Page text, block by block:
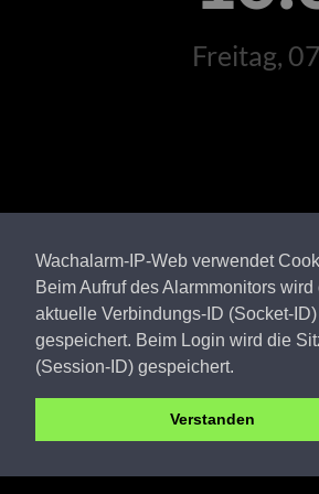
Wachalarm-IP-Web verwendet
Beim Aufruf des Alarmmonitors wird
aktuelle Verbindungs-ID (Socket-ID)
gespeichert. Beim Login wird die
(Session-ID) gespeichert.
Verstanden
Freitag,
EE FW Körba